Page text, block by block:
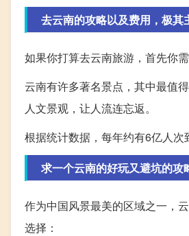
去云南的攻略以及费用，极其
如果你打算去云南旅游，首先你
云南有许多著名景点，其中最值
人文景观，让人流连忘返。
根据统计数据，每年约有6亿人次
求一个云南的好玩又避坑的攻
作为中国风景最美的区域之一，
选择：